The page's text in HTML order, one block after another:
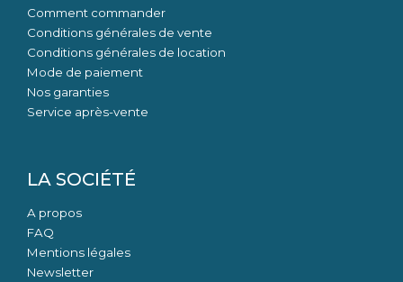
Comment commander
Conditions générales de vente
Conditions générales de location
Mode de paiement
Nos garanties
Service après-vente
LA SOCIÉTÉ
A propos
FAQ
Mentions légales
Newsletter